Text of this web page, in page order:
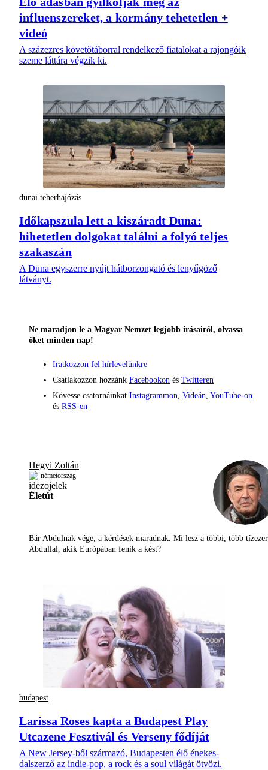
influenszereket, a kormány tehetetlen +
videó
A százezres követőtáborral rendelkező fiatalokat a rajongóik
szeme láttára végzik ki.
dunai teherhajózás
Időkapszula lett a kiszáradt Duna:
hihetetlen dolgokat találni a folyó teljes
szakaszán
A Duna egyszerre nyújt hátborzongató és lenyűgöző
látványt.
Ne maradjon le a Magyar Nemzet legjobb írásairól, olvassa
őket minden nap!
Iratkozzon fel hírlevelünkre
Csatlakozzon hozzánk Facebookon és Twitteren
Kövesse csatornáinkat Instagrammon, Videán, YouTube-on
és RSS-en
Hegyi Zoltán
németország
Életút
Bár Abdulnak vége, a kérdések maradnak. Mi lesz a többi, több tízezer
Abdullal, akik Európában fenik a kést?
budapest
Larissa Roses kapta a Budapest Play
Utcazene Fesztivál és Verseny fődíját
A New Jersey-ből származó, Budapesten élő énekes-
dalszerző az indie-pop, a rock és a soul világát ötvözi.